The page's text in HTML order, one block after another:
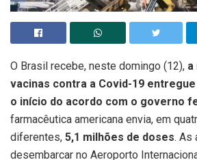
O Brasil recebe, neste domingo (12), a
vacinas contra a Covid-19
o início do acordo com o governo
farmacêutica americana envia, em
diferentes, 5,1 milhões de doses. As
desembarcar no Aeroporto